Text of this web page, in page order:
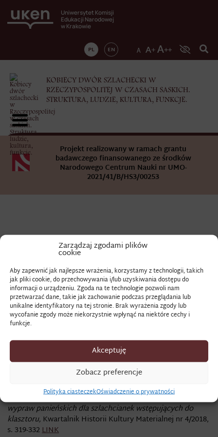
Zarządzaj zgodami plików
cookie
Aby zapewnić jak najlepsze wrażenia, korzystamy z technologii, takich
jak pliki cookie, do przechowywania i/lub uzyskiwania dostępu do
informacji o urządzeniu. Zgoda na te technologie pozwoli nam
przetwarzać dane, takie jak zachowanie podczas przeglądania lub
unikalne identyfikatory na tej stronie. Brak wyrażenia zgody lub
wycofanie zgody może niekorzystnie wpłynąć na niektóre cechy i
funkcje.
Akceptuję
Zobacz preferencje
Polityka ciasteczekOświadczenie o prywatności
Uniwersytet Komisji
Edukacji Narodowej
w Krakowie
PL EN
KOBIECY DWÓR SZLACHECKI W
RZECZYPOSPOLITEJ W CZASACH SASKICH.
STRUKTURA, LUDZIE, KULTURA, FUNKCJE.
Projekt realizowany w ramach grantu
badawczego finansowanego ze środków
Narodowego Centrum Nauki nr UMO-
2021/41/B/HS3/00253
PODPINKA
Znaczenie terminu:
rodzaj podbicia, stosowanego w ubraniach noszonych
zimą, przypinanego od spodu odzienia
Zapis źródłowy:
w rejestrze majątkowym do zakupu „tuzin podpinek”
Penkała A.,Uwagi o osiemnastowiecznych regestrach
wypraw panieńskich dla szlachcianek wstępujących do
klasztoru, Kwartalnik Historii Kultury Materialnej nr 4/2018,
s. 319-332LINK